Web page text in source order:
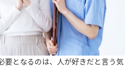
要となるのは、人が好きだと言う気